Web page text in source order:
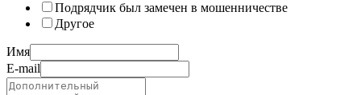
Подрядчик был замечен в мошенничестве
Другое
Имя
E-mail